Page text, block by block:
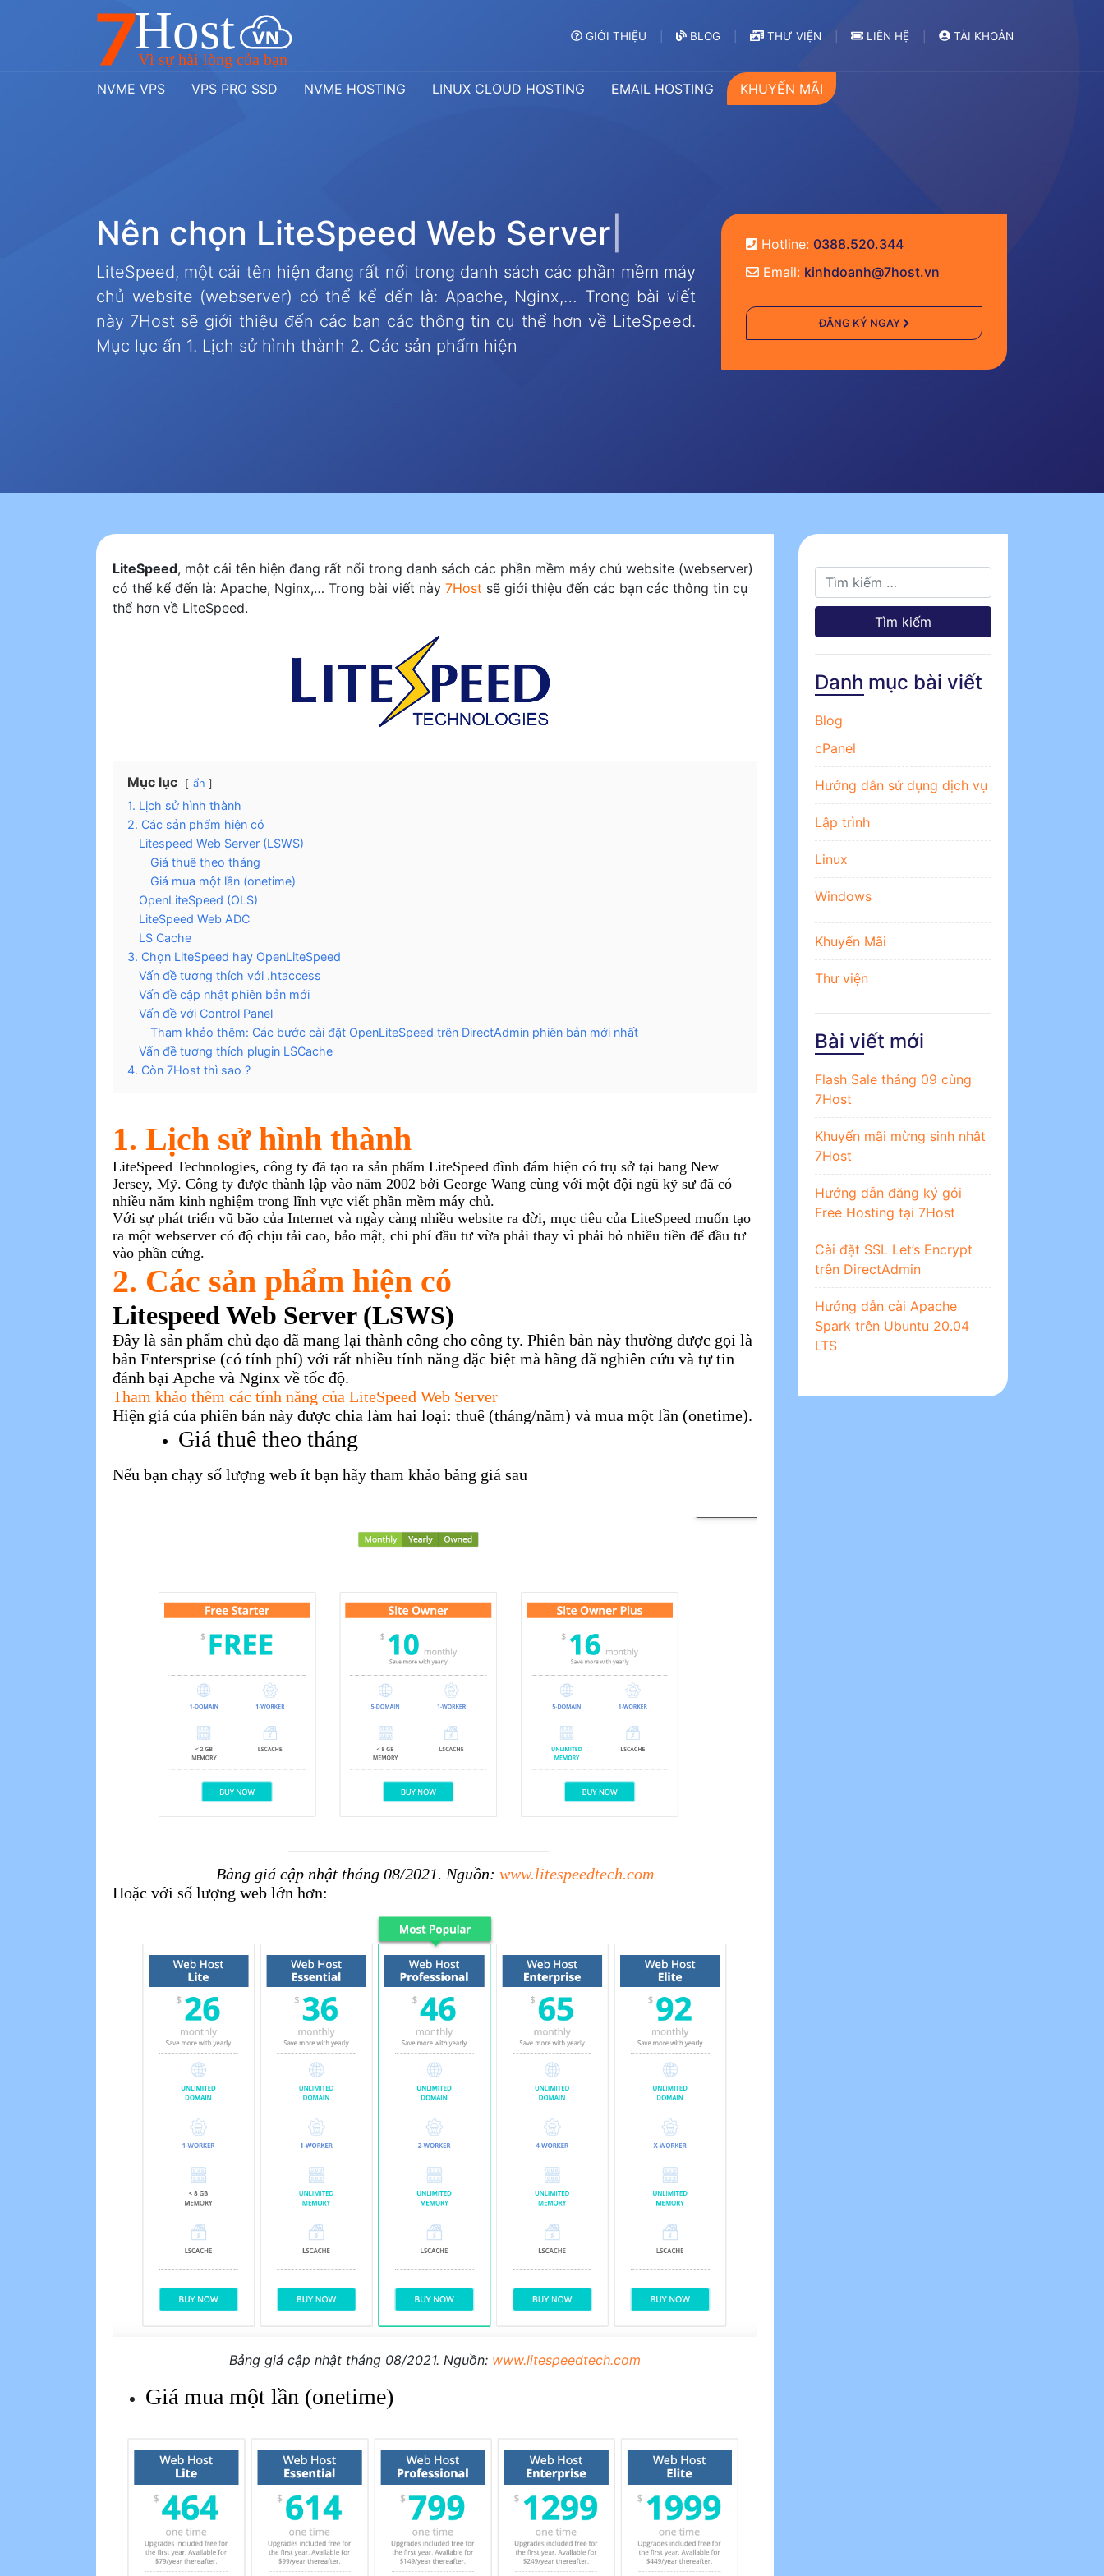
GIỚI THIỆU BLOG THƯ VIỆN LIÊN HỆ TÀI KHOẢN
NVME VPS VPS PRO SSD NVME HOSTING LINUX CLOUD HOSTING EMAIL HOSTING KHUYẾN MÃI
Nên chọn LiteSpeed Web Server
O|
LiteSpeed, một cái tên hiện đang rất nổi trong danh sách các phần mềm máy
chủ website (webserver) có thể kể đến là: Apache, Nginx,… Trong bài viết
này 7Host sẽ giới thiệu đến các bạn các thông tin cụ thể hơn về LiteSpeed.
Hotline: 0388.520.344
Email: kinhdoanh@7host.vn
ĐĂNG KÝ NGAY
LiteSpeed, một cái tên hiện đang rất nổi trong danh sách các phần mềm máy chủ website (webserver)
có thể kể đến là: Apache, Nginx,… Trong bài viết này 7Host sẽ giới thiệu đến các bạn các thông tin cụ
thể hơn về LiteSpeed.
Mục lục ẩn
1. Lịch sử hình thành
2. Các sản phẩm hiện có
Litespeed Web Server (LSWS)
Giá thuê theo tháng
Giá mua một lần (onetime)
OpenLiteSpeed (OLS)
LiteSpeed Web ADC
LS Cache
3. Chọn LiteSpeed hay OpenLiteSpeed
Vấn đề tương thích với .htaccess
Vấn đề cập nhật phiên bản mới
Vấn đề với Control Panel
Tham khảo thêm: Các bước cài đặt OpenLiteSpeed trên DirectAdmin phiên bản mới nhất
Vấn đề tương thích plugin LSCache
4. Còn 7Host thì sao ?
1. Lịch sử hình thành
LiteSpeed Technologies, công ty đã tạo ra sản phẩm LiteSpeed đình đám hiện có trụ sở tại bang New
Jersey, Mỹ. Công ty được thành lập vào năm 2002 bởi George Wang cùng với một đội ngũ kỹ sư đã có
nhiều năm kinh nghiệm trong lĩnh vực viết phần mềm máy chủ.
Với sự phát triển vũ bão của Internet và ngày càng nhiều website ra đời, mục tiêu của LiteSpeed muốn tạo
ra một webserver có độ chịu tải cao, bảo mật, chi phí đầu tư vừa phải thay vì phải bỏ nhiều tiền để đầu tư
vào phần cứng.
2. Các sản phẩm hiện có
Litespeed Web Server (LSWS)
Đây là sản phẩm chủ đạo đã mang lại thành công cho công ty. Phiên bản này thường được gọi là
bản Entersprise (có tính phí) với rất nhiều tính năng đặc biệt mà hãng đã nghiên cứu và tự tin
đánh bại Apche và Nginx về tốc độ.
Tham khảo thêm các tính năng của LiteSpeed Web Server
Hiện giá của phiên bản này được chia làm hai loại: thuê (tháng/năm) và mua một lần (onetime).
Giá thuê theo tháng
Nếu bạn chạy số lượng web ít bạn hãy tham khảo bảng giá sau
Bảng giá cập nhật tháng 08/2021. Nguồn: www.litespeedtech.com
Hoặc với số lượng web lớn hơn:
Bảng giá cập nhật tháng 08/2021. Nguồn: www.litespeedtech.com
Giá mua một lần (onetime)
Danh mục bài viết
Blog
cPanel
Hướng dẫn sử dụng dịch vụ
Lập trình
Linux
Windows
Khuyến Mãi
Thư viện
Bài viết mới
Flash Sale tháng 09 cùng
7Host
Khuyến mãi mừng sinh nhật
7Host
Hướng dẫn đăng ký gói
Free Hosting tại 7Host
Cài đặt SSL Let’s Encrypt
trên DirectAdmin
Hướng dẫn cài Apache
Spark trên Ubuntu 20.04
LTS